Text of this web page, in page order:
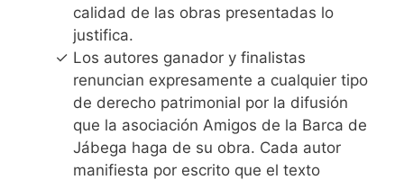
calidad de las obras presentadas lo
justifica.
Los autores ganador y finalistas
renuncian expresamente a cualquier tipo
de derecho patrimonial por la difusión
que la asociación Amigos de la Barca de
Jábega haga de su obra. Cada autor
manifiesta por escrito que el texto